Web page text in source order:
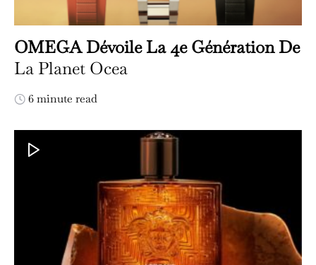
OMEGA Dévoile La 4e Génération De
La Planet Ocea
6 minute read